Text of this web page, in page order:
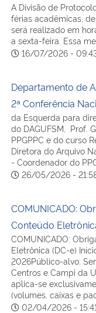
A Divisão de
férias acadêmicas,
será realizado em
a sexta-feira. Essa
16/07/2026 -
Departamento de
2ª Conferência
da Esquerda para
do DAGUFSM, Prof.
PPGPPC e do curso
Diretora do Arquivo
- Coordenador do
26/05/2026 -
COMUNICADO:
Conteúdo
COMUNICADO:
Eletrônica (DC-e)
2026Público-alvo:
Centros e Campi da
aplica-se
(volumes, caixas e
02/04/2026 - 15:41